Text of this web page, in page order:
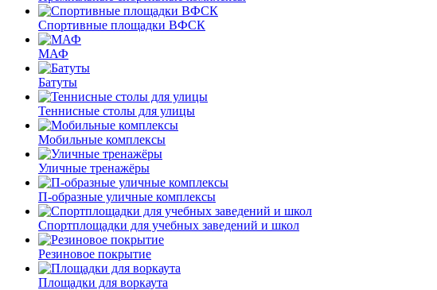
Спортивные площадки ВФСК
МАФ
Батуты
Теннисные столы для улицы
Мобильные комплексы
Уличные тренажёры
П-образные уличные комплексы
Спортплощадки для учебных заведений и школ
Резиновое покрытие
Площадки для воркаута